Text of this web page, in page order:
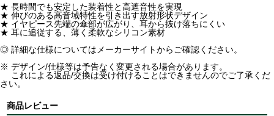
★ 長時間でも安定した装着性と高遮音性を実現
★ 伸びのある高音域特性を引き出す放射形状デザイン
★ イヤピース先端の傘部が広がり、耳から抜け落ちにくい
★ 耳に追従する、薄く柔軟なシリコン素材
◎ 詳細な仕様についてはメーカーサイトからご確認ください。
※ デザイン/仕様等は予告なく変更される場合があります。
これによる返品/交換は受け付けることはできませんのでご了承くだ
さい。
商品レビュー